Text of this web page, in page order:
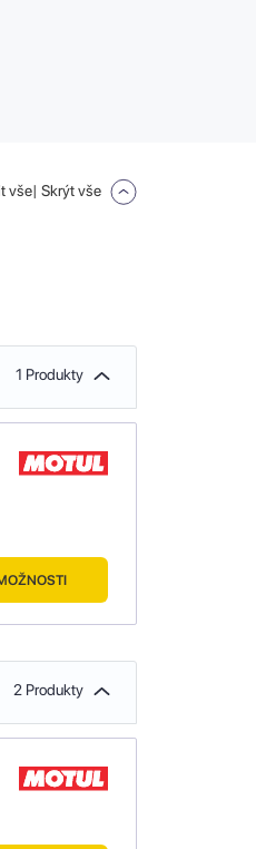
vše| Skrýt vše
1 Produkty
2 Produkty